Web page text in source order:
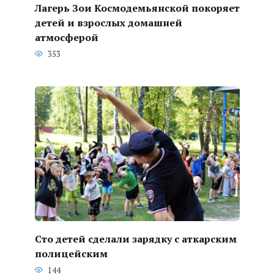
Лагерь Зои Космодемьянской покоряет
детей и взрослых домашней
атмосферой
353
Сто детей сделали зарядку с аткарским
полицейским
144